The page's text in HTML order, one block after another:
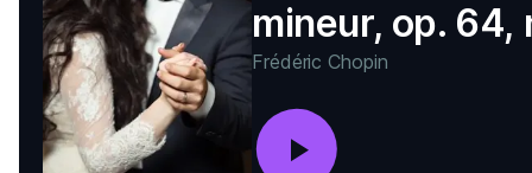
mineur, op. 64,
Frédéric Chopin